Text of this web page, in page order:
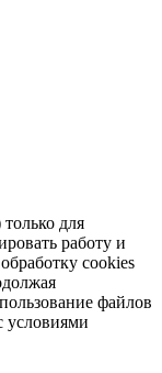
для
работу и
cookies
файлов
условиями